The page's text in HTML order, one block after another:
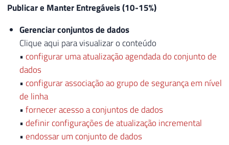
Publicar e Manter Entregáveis (10-15%)
Gerenciar conjuntos de dados
Clique aqui para visualizar o conteúdo
• configurar uma atualização agendada do conjunto de
dados
• configurar associação ao grupo de segurança em nível
de linha
•fornecer acesso a conjuntos de dados
• definir configurações de atualização incremental
• endossar um conjunto de dados